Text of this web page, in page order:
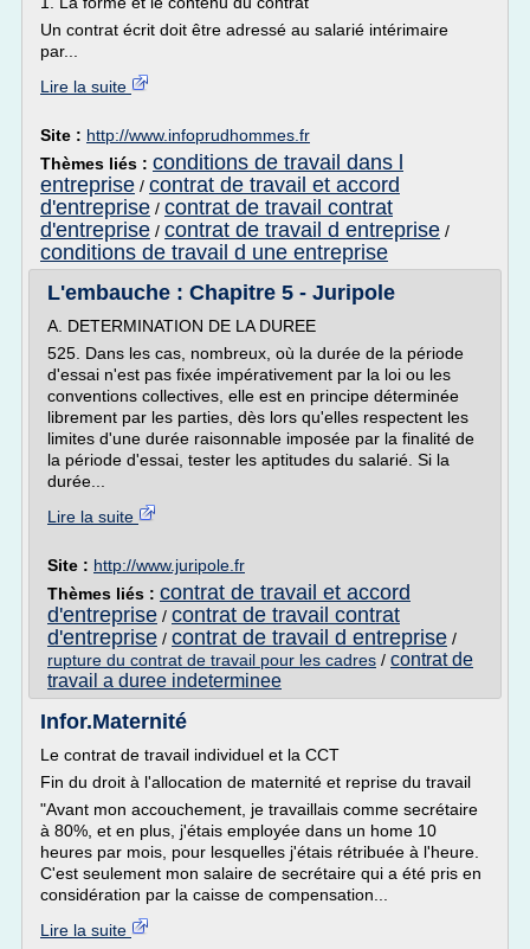
Un contrat écrit doit être adressé au salarié intérimaire
par...
Lire la suite
Site : http://www.infoprudhommes.fr
Thèmes liés : conditions de travail dans l
entreprise / contrat de travail et accord
d'entreprise / contrat de travail contrat
d'entreprise / contrat de travail d entreprise /
conditions de travail d une entreprise
L'embauche : Chapitre 5 - Juripole
A. DETERMINATION DE LA DUREE
525. Dans les cas, nombreux, où la durée de la période
d'essai n'est pas fixée impérativement par la loi ou les
conventions collectives, elle est en principe déterminée
librement par les parties, dès lors qu'elles respectent les
limites d'une durée raisonnable imposée par la finalité de
la période d'essai, tester les aptitudes du salarié. Si la
durée...
Lire la suite
Site : http://www.juripole.fr
Thèmes liés : contrat de travail et accord
d'entreprise / contrat de travail contrat
d'entreprise / contrat de travail d entreprise /
rupture du contrat de travail pour les cadres / contrat de
travail a duree indeterminee
Infor.Maternité
Le contrat de travail individuel et la CCT
Fin du droit à l'allocation de maternité et reprise du travail
"Avant mon accouchement, je travaillais comme secrétaire
à 80%, et en plus, j'étais employée dans un home 10
heures par mois, pour lesquelles j'étais rétribuée à l'heure.
C'est seulement mon salaire de secrétaire qui a été pris en
considération par la caisse de compensation...
Lire la suite